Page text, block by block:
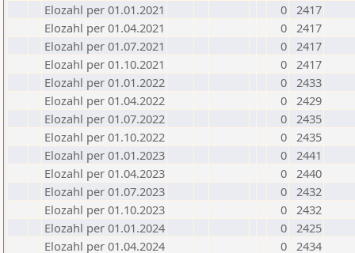
Elozahl per 01.01.2021
0 2417
Elozahl per 01.04.2021
0 2417
Elozahl per 01.07.2021
0 2417
Elozahl per 01.10.2021
0 2417
Elozahl per 01.01.2022
0 2433
Elozahl per 01.04.2022
0 2429
Elozahl per 01.07.2022
0 2435
Elozahl per 01.10.2022
0 2435
Elozahl per 01.01.2023
0 2441
Elozahl per 01.04.2023
0 2440
Elozahl per 01.07.2023
0 2432
Elozahl per 01.10.2023
0 2432
Elozahl per 01.01.2024
0 2425
Elozahl per 01.04.2024
0 2434